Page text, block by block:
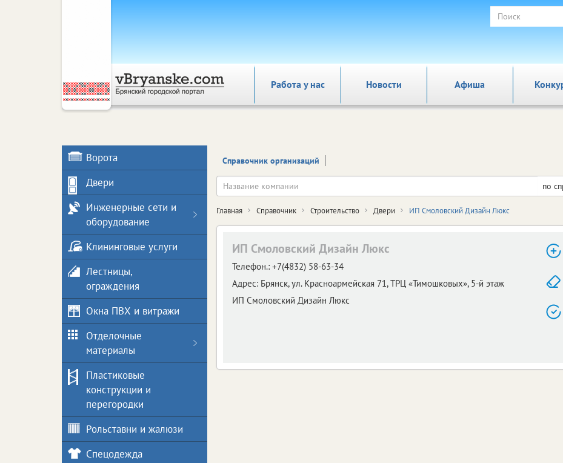
Работа у нас Новости Афиша
Справочник организаций
по
Главная Справочник Строительство Двери ИП Смоловский Дизайн Люкс
ИП Смоловский Дизайн Люкс
Телефон.: +7(4832) 58-63-34
Адрес: Брянск,ул. Красноармейская 71, ТРЦ «Тимошковых», 5-й этаж
ИП Смоловский Дизайн Люкс
Ворота
Двери
Инженерные сети и
оборудование
Клининговые услуги
Лестницы,
ограждения
Окна ПВХ и витражи
Отделочные
материалы
Пластиковые
конструкции и
перегородки
Рольставни и жалюзи
Спецодежда